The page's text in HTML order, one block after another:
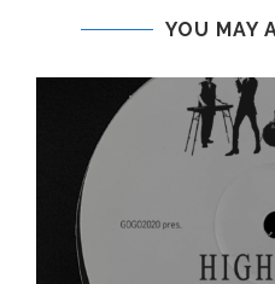
YOU MAY